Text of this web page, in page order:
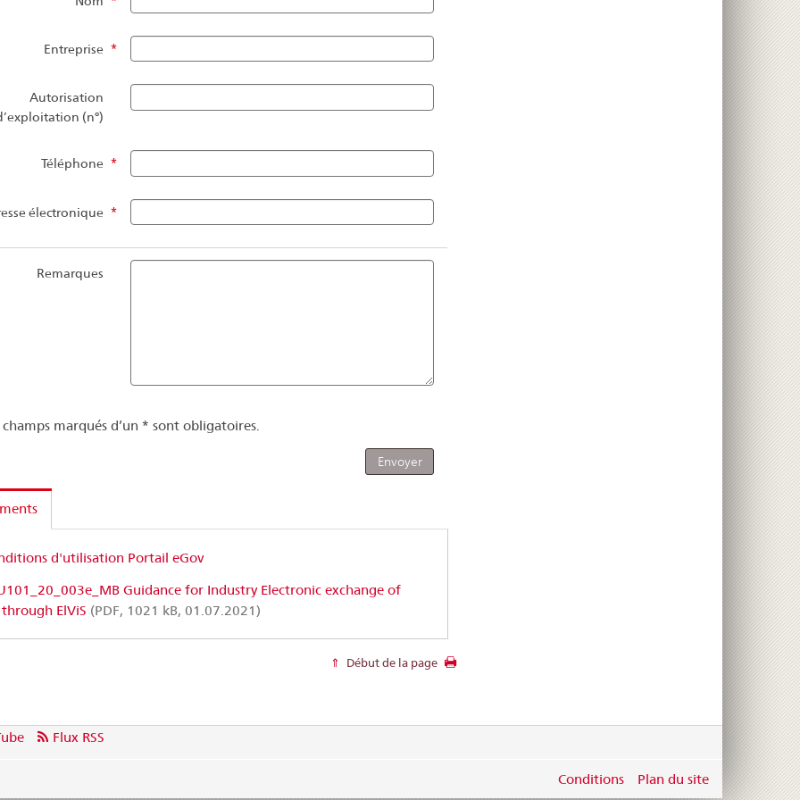
Entreprise *
Autorisation
(n°)
Téléphone *
électronique *
Remarques
champs marqués d’un * sont obligatoires.
d'utilisation Portail eGov
Guidance for Industry Electronic exchange of
through ElViS (PDF, 1021 kB, 01.07.2021)
Début de la page
Flux RSS
Conditions Plan du site